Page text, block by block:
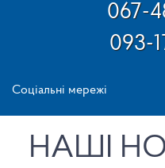
067-
093-
Соціальні мережі
НАШІ